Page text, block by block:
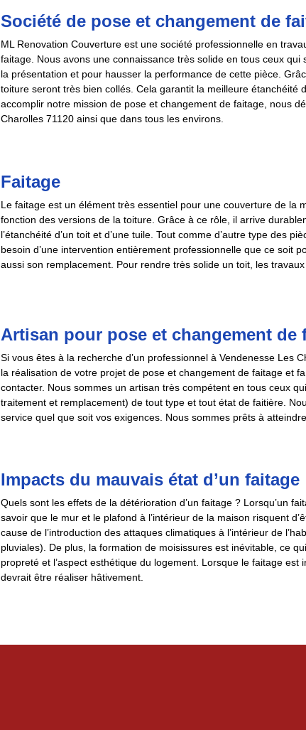
Société de pose et changement de
ML Renovation Couverture est une société professionnelle en
faitage. Nous avons une connaissance très solide en tous ceux
la présentation et pour hausser la performance de cette pièce.
toiture seront très bien collés. Cela garantit la meilleure étanchéité
accomplir notre mission de pose et changement de faitage, nous
Charolles 71120 ainsi que dans tous les environs.
Faitage
Le faitage est un élément très essentiel pour une couverture de la
fonction des versions de la toiture. Grâce à ce rôle, il arrive
l’étanchéité d’un toit et d’une tuile. Tout comme d’autre type des
besoin d’une intervention entièrement professionnelle que ce soit
aussi son remplacement. Pour rendre très solide un toit, les
Artisan pour pose et changement de
Si vous êtes à la recherche d’un professionnel à Vendenesse Les
la réalisation de votre projet de pose et changement de faitage et
contacter. Nous sommes un artisan très compétent en tous ceux
traitement et remplacement) de tout type et tout état de faitière.
service quel que soit vos exigences. Nous sommes prêts à
Impacts du mauvais état d’un faitage
Quels sont les effets de la détérioration d’un faitage ? Lorsqu’un
savoir que le mur et le plafond à l’intérieur de la maison risquent
cause de l’introduction des attaques climatiques à l’intérieur de
pluviales). De plus, la formation de moisissures est inévitable, ce
propreté et l’aspect esthétique du logement. Lorsque le faitage
devrait être réaliser hâtivement.